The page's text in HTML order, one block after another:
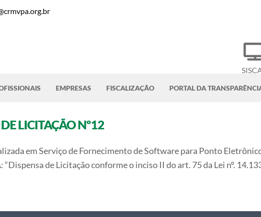
EMPRESAS FISCALIZAÇÃO PORTAL DA
LICITAÇÃO Nº12
em Serviço de Fornecimento de Software para Ponto
“Dispensa de Licitação conforme o inciso II do art. 75 da Lei nº.